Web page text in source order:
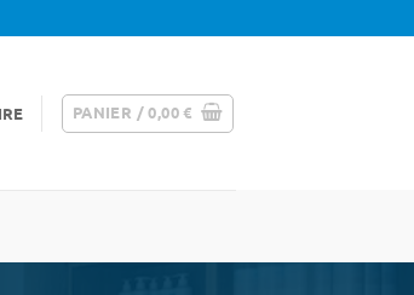
PANIER /0,00€